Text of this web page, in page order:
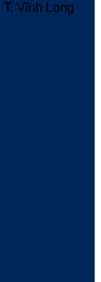
Vĩnh Long